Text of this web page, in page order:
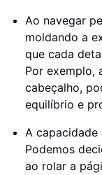
Ao navegar
moldando a
que cada
Por exemplo,
cabeçalho,
equilíbrio e
A capacidade
Podemos
ao rolar a